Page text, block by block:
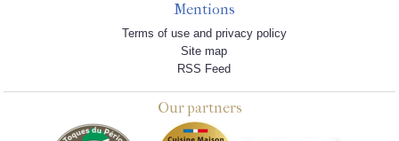
Mentions
Terms of use and privacy policy
Site map
RSS Feed
Our partners